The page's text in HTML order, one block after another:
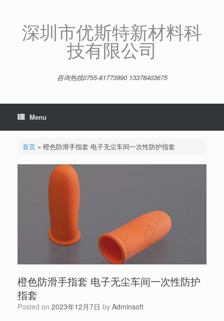
深圳市优斯特新材料科
技有限公司
咨询热线0755-81773990 13378403675
Menu
首页» 橙色防滑手指套 电子无尘车间一次性防护指套
橙色防滑手指套 电子无尘车间一次性防护
指套
Posted on 2023年12月7日 by Adminsoft